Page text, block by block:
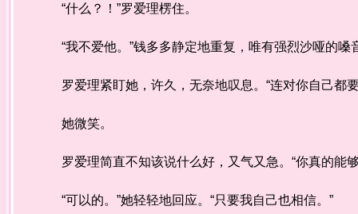
“什么？！”罗爱理楞住。
“我不爱他。”钱多多静定地重复，唯有强烈沙哑的嗓
罗爱理紧盯她，许久，无奈地叹息。“连对你自己都
她微笑。
罗爱理简直不知该说什么好，又气又急。“你真的能
“可以的。”她轻轻地回应。“只要我自己也相信。”